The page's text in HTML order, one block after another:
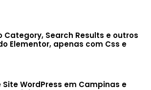
Category, Search Results e outros
Elementor, apenas com Css e
WordPress em Campinas e